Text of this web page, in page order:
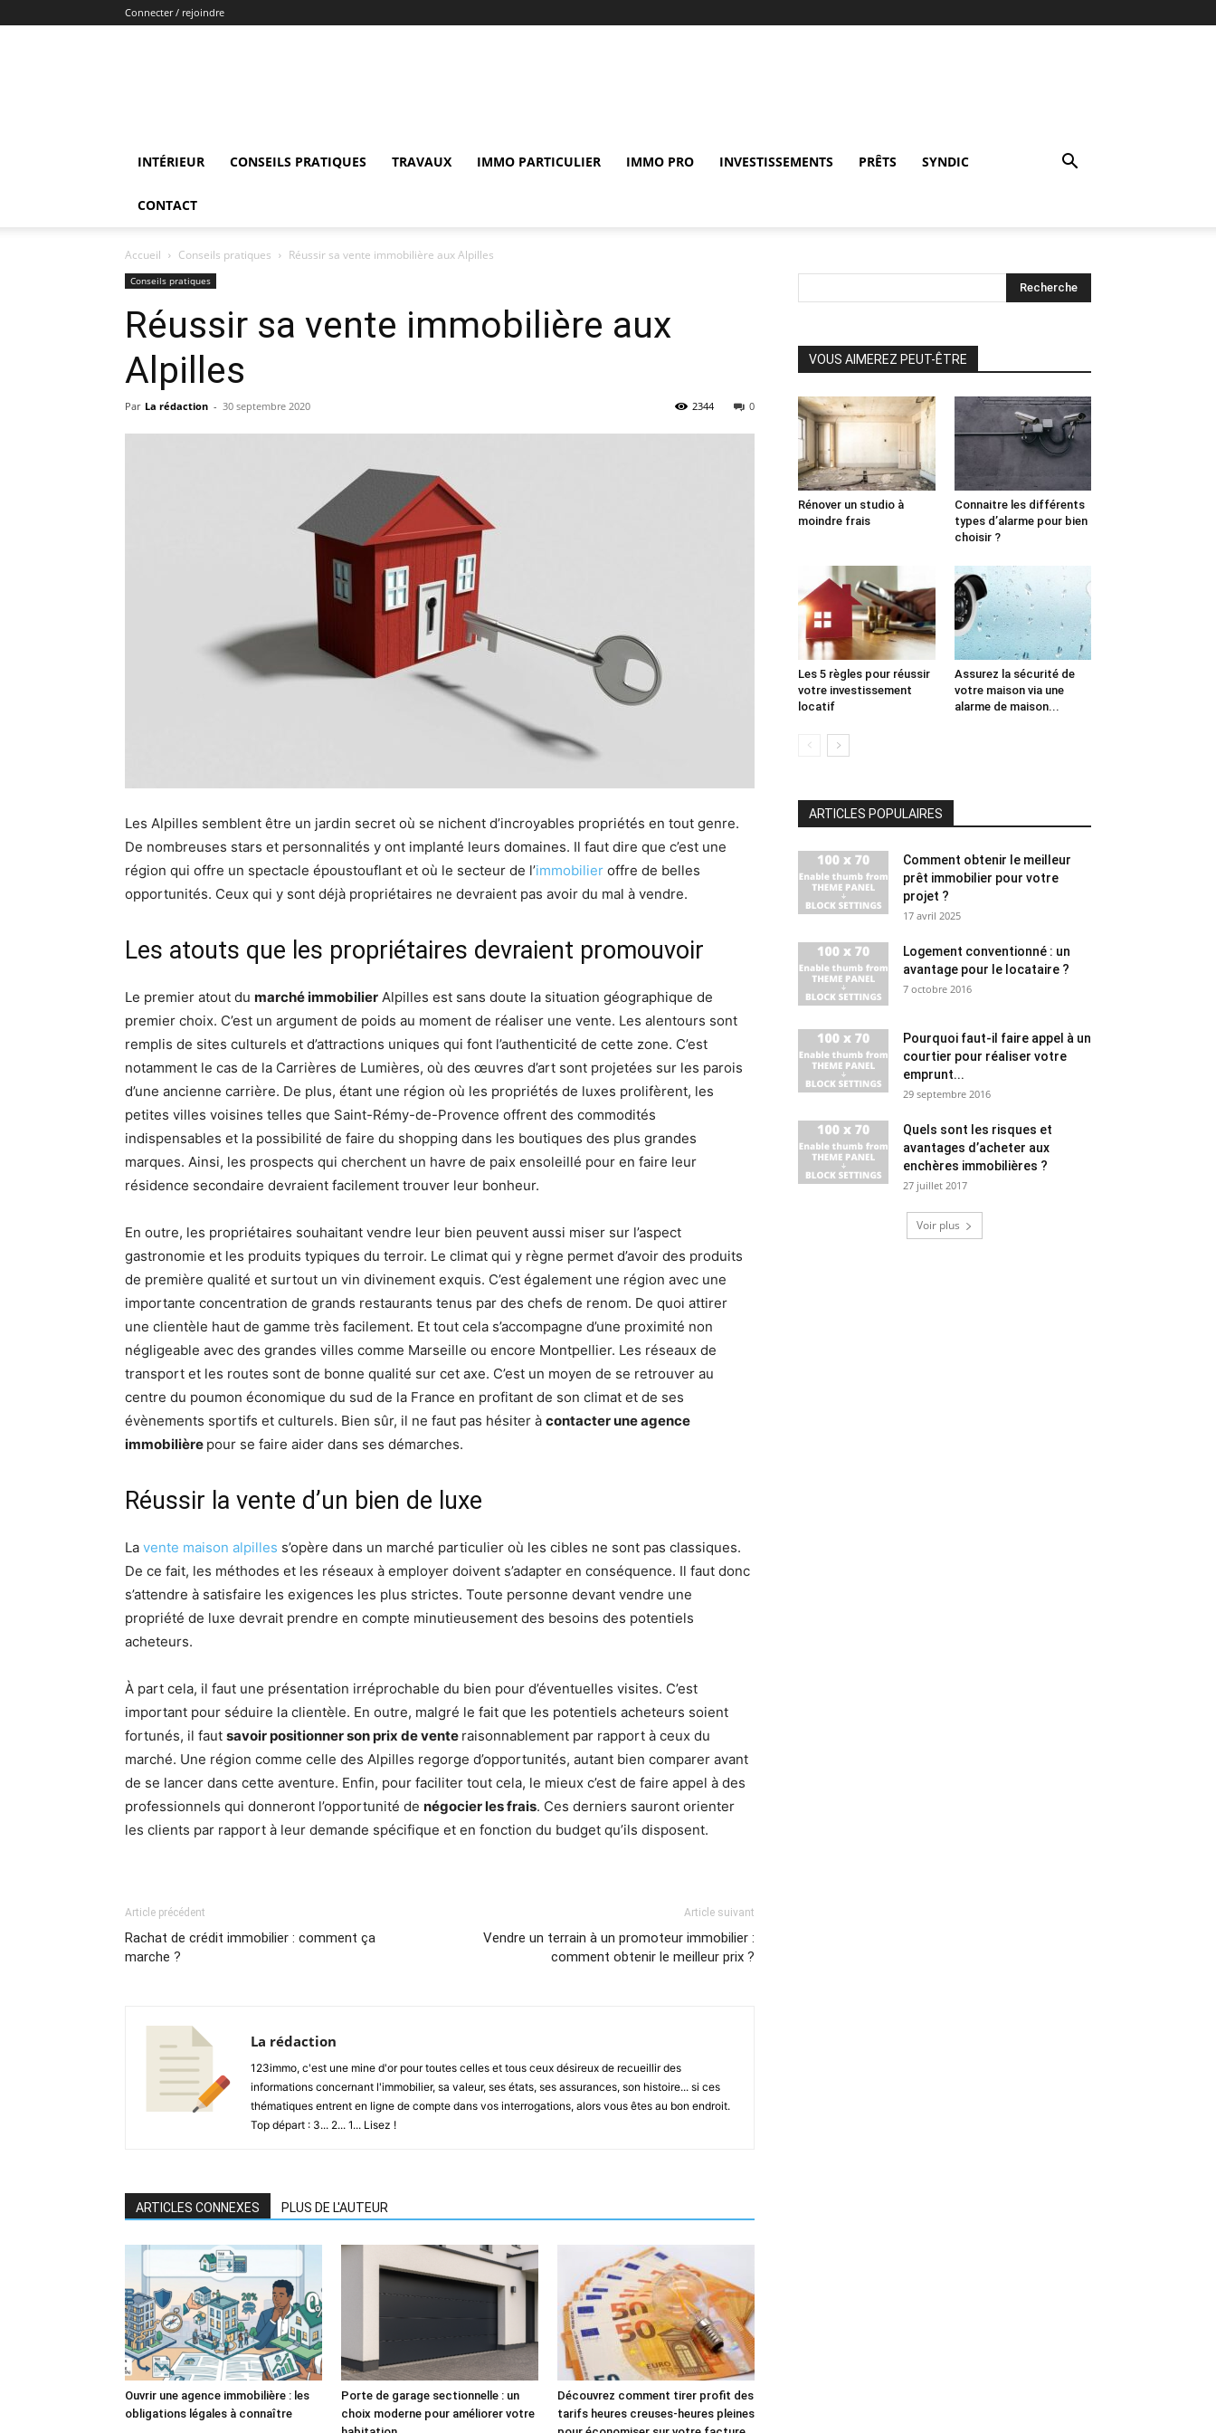
Connecter / rejoindre
INTÉRIEUR CONSEILS PRATIQUES TRAVAUX IMMO PARTICULIER IMMO PRO INVESTISSEMENTS PRÊTS SYNDIC
CONTACT
Accueil Conseils pratiques Réussir sa vente immobilière aux Alpilles
Conseils pratiques
Réussir sa vente immobilière aux
Alpilles
Par La rédaction - 30 septembre 2020 0
2344
Les Alpilles semblent être un jardin secret où se nichent d’incroyables propriétés en tout genre.
De nombreuses stars et personnalités y ont implanté leurs domaines. Il faut dire que c’est une
région qui offre un spectacle époustouflant et où le secteur de l’immobilier offre de belles
opportunités. Ceux qui y sont déjà propriétaires ne devraient pas avoir du mal à vendre.
Les atouts que les propriétaires devraient promouvoir
Le premier atout du marché immobilier Alpilles est sans doute la situation géographique de
premier choix. C’est un argument de poids au moment de réaliser une vente. Les alentours sont
remplis de sites culturels et d’attractions uniques qui font l’authenticité de cette zone. C’est
notamment le cas de la Carrières de Lumières, où des œuvres d’art sont projetées sur les parois
d’une ancienne carrière. De plus, étant une région où les propriétés de luxes prolifèrent, les
petites villes voisines telles que Saint-Rémy-de-Provence offrent des commodités
indispensables et la possibilité de faire du shopping dans les boutiques des plus grandes
marques. Ainsi, les prospects qui cherchent un havre de paix ensoleillé pour en faire leur
résidence secondaire devraient facilement trouver leur bonheur.
En outre, les propriétaires souhaitant vendre leur bien peuvent aussi miser sur l’aspect
gastronomie et les produits typiques du terroir. Le climat qui y règne permet d’avoir des produits
de première qualité et surtout un vin divinement exquis. C’est également une région avec une
importante concentration de grands restaurants tenus par des chefs de renom. De quoi attirer
une clientèle haut de gamme très facilement. Et tout cela s’accompagne d’une proximité non
négligeable avec des grandes villes comme Marseille ou encore Montpellier. Les réseaux de
transport et les routes sont de bonne qualité sur cet axe. C’est un moyen de se retrouver au
centre du poumon économique du sud de la France en profitant de son climat et de ses
évènements sportifs et culturels. Bien sûr, il ne faut pas hésiter à contacter une agence
immobilière pour se faire aider dans ses démarches.
Réussir la vente d’un bien de luxe
La vente maison alpilles s’opère dans un marché particulier où les cibles ne sont pas classiques.
De ce fait, les méthodes et les réseaux à employer doivent s’adapter en conséquence. Il faut donc
s’attendre à satisfaire les exigences les plus strictes. Toute personne devant vendre une
propriété de luxe devrait prendre en compte minutieusement des besoins des potentiels
acheteurs.
À part cela, il faut une présentation irréprochable du bien pour d’éventuelles visites. C’est
important pour séduire la clientèle. En outre, malgré le fait que les potentiels acheteurs soient
fortunés, il faut savoir positionner son prix de vente raisonnablement par rapport à ceux du
marché. Une région comme celle des Alpilles regorge d’opportunités, autant bien comparer avant
de se lancer dans cette aventure. Enfin, pour faciliter tout cela, le mieux c’est de faire appel à des
professionnels qui donneront l’opportunité de négocier les frais. Ces derniers sauront orienter
les clients par rapport à leur demande spécifique et en fonction du budget qu’ils disposent.
Article précédent
Rachat de crédit immobilier : comment ça
marche ?
Article suivant
Vendre un terrain à un promoteur immobilier :
comment obtenir le meilleur prix ?
La rédaction
123immo, c'est une mine d'or pour toutes celles et tous ceux désireux de recueillir des
informations concernant l'immobilier, sa valeur, ses états, ses assurances, son histoire... si ces
thématiques entrent en ligne de compte dans vos interrogations, alors vous êtes au bon endroit.
Top départ : 3... 2... 1... Lisez !
ARTICLES CONNEXES PLUS DE L'AUTEUR
Ouvrir une agence immobilière : les
obligations légales à connaître
Porte de garage sectionnelle : un
choix moderne pour améliorer votre
Découvrez comment tirer profit des
tarifs heures creuses-heures pleines
VOUS AIMEREZ PEUT-ÊTRE
Rénover un studio à
moindre frais
Connaitre les différents
types d’alarme pour bien
choisir ?
Les 5 règles pour réussir
votre investissement
locatif
Assurez la sécurité de
votre maison via une
alarme de maison...
ARTICLES POPULAIRES
Comment obtenir le meilleur
prêt immobilier pour votre
projet ?
17 avril 2025
Logement conventionné : un
avantage pour le locataire ?
7 octobre 2016
Pourquoi faut-il faire appel à un
courtier pour réaliser votre
emprunt...
29 septembre 2016
Quels sont les risques et
avantages d’acheter aux
enchères immobilières ?
27 juillet 2017
Voir plus